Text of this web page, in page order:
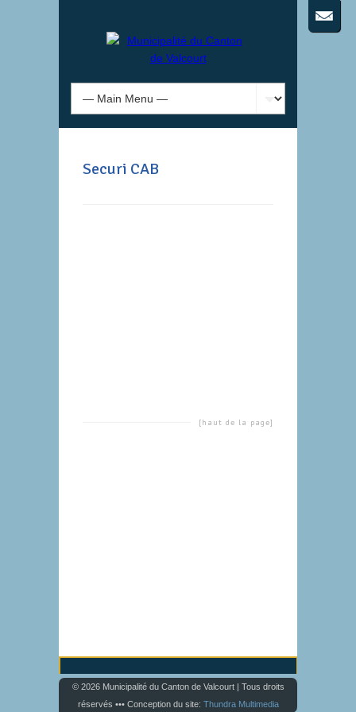
Securi CAB
[haut de la page]
© 2026 Municipalité du Canton de Valcourt | Tous droits
réservés ••• Conception du site: Thundra Multimedia